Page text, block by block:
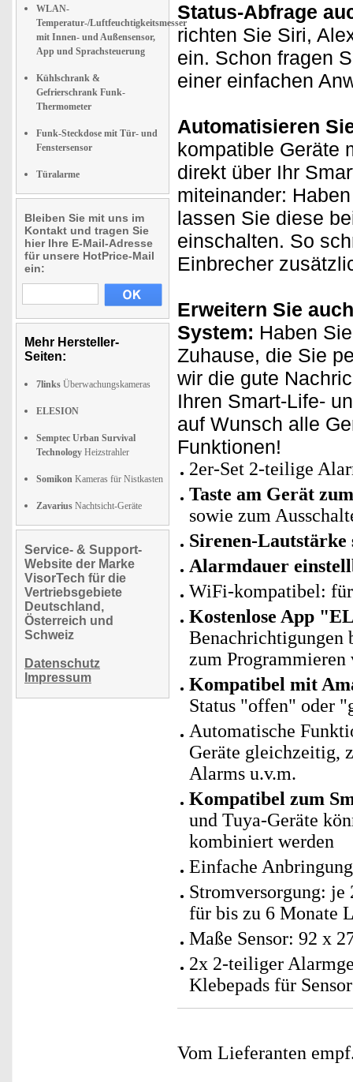
WLAN-
Temperatur-/Luftfeuchtigkeitsmesser
mit Innen- und Außensensor,
App und Sprachsteuerung
Kühlschrank &
Gefrierschrank Funk-
Thermometer
Funk-Steckdose mit Tür- und
Fenstersensor
Türalarme
Bleiben Sie mit uns im
Kontakt und tragen Sie
hier Ihre E-Mail-Adresse
für unsere HotPrice-Mail
ein:
Mehr Hersteller-
Seiten:
7links Überwachungskameras
ELESION
Semptec Urban Survival
Technology Heizstrahler
Somikon Kameras für Nistkasten
Zavarius Nachtsicht-Geräte
Service- & Support-
Website der Marke
VisorTech für die
Vertriebsgebiete
Deutschland,
Österreich und
Schweiz
Datenschutz
Impressum
Status-Abfrage
richten Sie Siri,
ein. Schon fragen
einer einfachen
Automatisieren
kompatible Geräte
direkt über Ihr
miteinander:
lassen Sie diese
einschalten. So
Einbrecher
Erweitern Sie
System: Haben
Zuhause, die Sie
wir die gute
Ihren Smart-Life-
auf Wunsch alle
Funktionen!
2er-Set 2-teilige
Taste am Gerät
sowie zum
Sirenen-
Alarmdauer
WiFi-kompatibel:
Kostenlose App
Benachrichtigungen
zum
Kompatibel mit
Status "offen" oder
Automatische
Geräte gleichzeitig,
Alarms u.v.m.
Kompatibel zum
und Tuya-Geräte
kombiniert werden
Einfache
Stromversorgung:
für bis zu 6 Monate
Maße Sensor: 92 x
2x 2-teiliger
Klebepads für
Vom Lieferanten